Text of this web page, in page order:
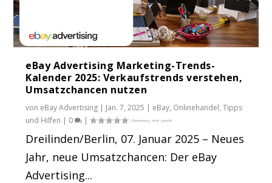
Live Morning News | 03.01.2018 | WHT
Live Morning News | 15.12.2017 | Disney |
Morning News | 25. Nov. 2017 | Amazon
Late News | 23. Nov. 2017 | Onlinehandel
Morning News | 17. Nov. 2017 |
eBay Advertising Marketing-Trends-
Kalender 2025: Verkaufstrends verstehen,
Umsatzchancen nutzen
von eBay Advertising | Jan. 7, 2025 | eBay, Onlinehandel,Tipps
und Hilfen | 0 |
Dreilinden/Berlin, 07. Januar 2025 – Neues
Jahr, neue Umsatzchancen: Der eBay
Advertising...